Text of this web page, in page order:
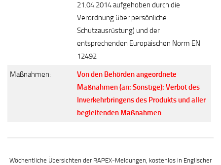
21.04.2014 aufgehoben durch die
Verordnung über persönliche
Schutzausrüstung) und der
entsprechenden Europäischen Norm EN
12492
Maßnahmen:
Von den Behörden angeordnete
Maßnahmen (an: Sonstige): Verbot des
Inverkehrbringens des Produkts und aller
begleitenden Maßnahmen
Wöchentliche Übersichten der RAPEX-Meldungen, kostenlos in Englischer